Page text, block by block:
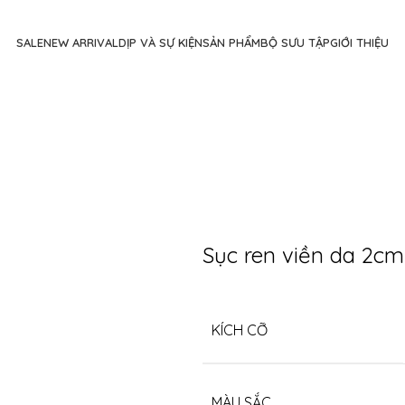
SALENEW ARRIVALDỊP VÀ SỰ KIỆNSẢN PHẨMBỘ SƯU TẬPGIỚI THIỆU
Sục ren viền da 2cm
KÍCH CỠ